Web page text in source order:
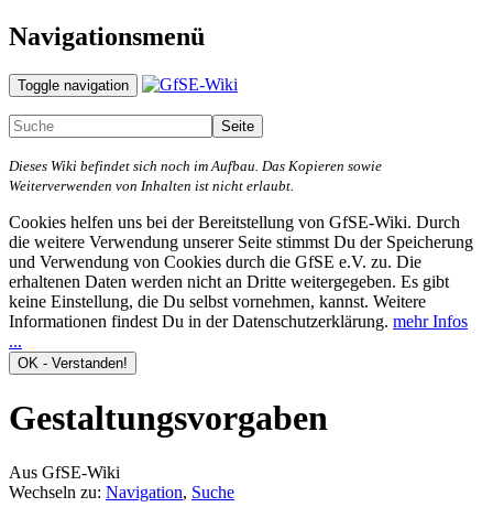
Navigationsmenü
Toggle navigation
Dieses Wiki befindet sich noch im Aufbau. Das Kopieren sowie
Weiterverwenden von Inhalten ist nicht erlaubt.
Cookies helfen uns bei der Bereitstellung von GfSE-Wiki. Durch
die weitere Verwendung unserer Seite stimmst Du der Speicherung
und Verwendung von Cookies durch die GfSE e.V. zu. Die
erhaltenen Daten werden nicht an Dritte weitergegeben. Es gibt
keine Einstellung, die Du selbst vornehmen, kannst. Weitere
Informationen findest Du in der Datenschutzerklärung. mehr Infos
...
Gestaltungsvorgaben
Aus GfSE-Wiki
Wechseln zu: Navigation, Suche